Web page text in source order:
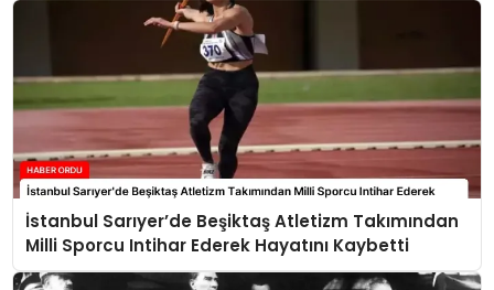
İstanbul Sarıyer’de Beşiktaş Atletizm Takımından
Milli Sporcu Intihar Ederek Hayatını Kaybetti